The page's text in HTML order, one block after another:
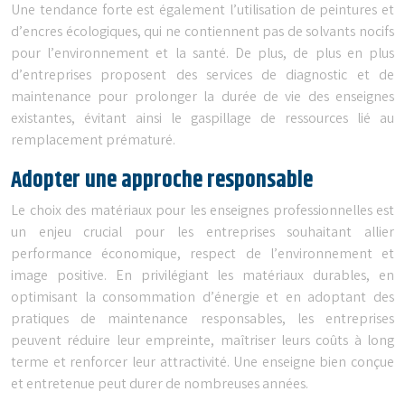
Une tendance forte est également l’utilisation de peintures et
d’encres écologiques, qui ne contiennent pas de solvants nocifs
pour l’environnement et la santé. De plus, de plus en plus
d’entreprises proposent des services de diagnostic et de
maintenance pour prolonger la durée de vie des enseignes
existantes, évitant ainsi le gaspillage de ressources lié au
remplacement prématuré.
Adopter une approche responsable
Le choix des matériaux pour les enseignes professionnelles est
un enjeu crucial pour les entreprises souhaitant allier
performance économique, respect de l’environnement et
image positive. En privilégiant les matériaux durables, en
optimisant la consommation d’énergie et en adoptant des
pratiques de maintenance responsables, les entreprises
peuvent réduire leur empreinte, maîtriser leurs coûts à long
terme et renforcer leur attractivité. Une enseigne bien conçue
et entretenue peut durer de nombreuses années.